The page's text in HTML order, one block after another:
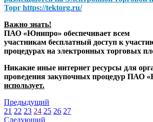
Торг https://tektorg.ru/
Важно знать!
ПАО «Юнипро» обеспечивает всем
участникам бесплатный доступ к
процедурах на электронных торговых
Никакие иные интернет ресурсы для
проведения закупочных процедур ПАО
использует.
Предыдущий
21 22 23 24 25 26 27
Следующий